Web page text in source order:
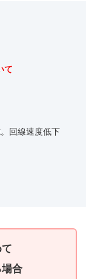
て
回線速度低下
合